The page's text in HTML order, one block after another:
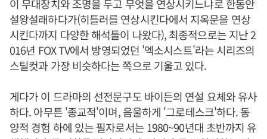
이 무대장치와 조명을 두고 무엇을 연상시키느냐로 한동안
설왕설래하다가(히틀러를 연상시킨다에서 지옥문을 연상
시킨다까지 다양한 해석들이 나왔다), 최종적으로는 지난 2
016년 FOX TV에서 방영되었던 '엑소시스트'라는 시리즈의
스틸컷과 가장 비슷하다는 쪽으로 기울고 있다.
게다가 이 드라마의 선전문구도 바이든의 연설 요체와 유사
하다. 아무튼 '종교적'이며, 음울하게 '그로테스크'하다. 동
양적 경험 하에 있는 필자로서는 1980~90년대 초반까지 유